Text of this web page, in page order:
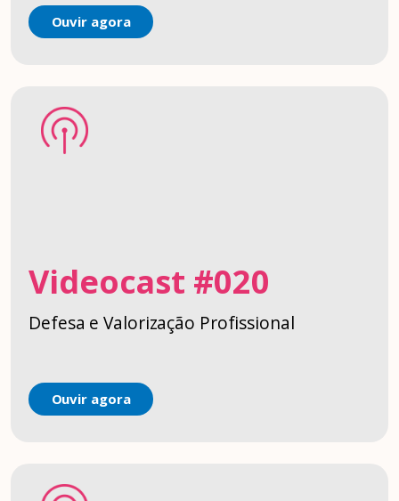
Ouvir agora
Videocast #020
Defesa e Valorização Profissional
Ouvir agora